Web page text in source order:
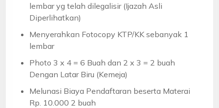
lembar yg telah dilegalisir (Ijazah Asli
Diperlihatkan)
Menyerahkan Fotocopy KTP/KK sebanyak 1
lembar
Photo 3 x 4 = 6 Buah dan 2 x 3 = 2 buah
Dengan Latar Biru (Kemeja)
Melunasi Biaya Pendaftaran beserta Materai
Rp. 10.000 2 buah